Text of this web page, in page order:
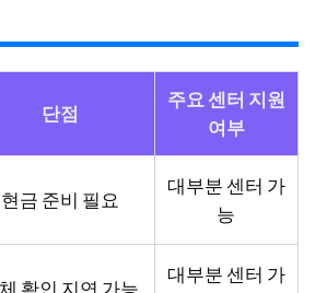
단점
주요 센터 지원
여부
현금 준비 필요
대부분 센터 가
능
확인 지연 가능
대부분 센터 가